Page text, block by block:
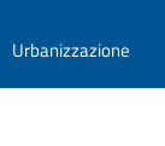
Urbanizzazione